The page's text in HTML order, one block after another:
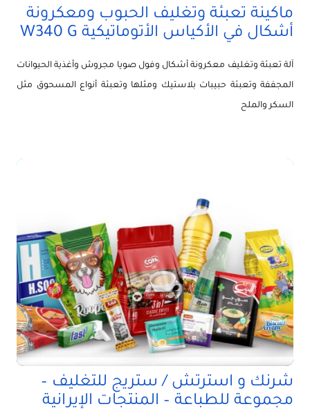
ماكينة تعبئة وتغليف الحبوب ومعكرونة
أشكال في الأكياس الأتوماتيكية W340 G
آلة تعبئة وتغليف معكرونة أشكال وفول صويا مجروش وأغذية الحيوانات
المجففة وتعبئة حبيبات بلاستيك ومثلها وتعبئة أنواع المسحوق مثل
السكر والملح
شرنك و استرتش / ستريج للتغليف –
مجموعة للطباعة – المنتجات الإيرانية